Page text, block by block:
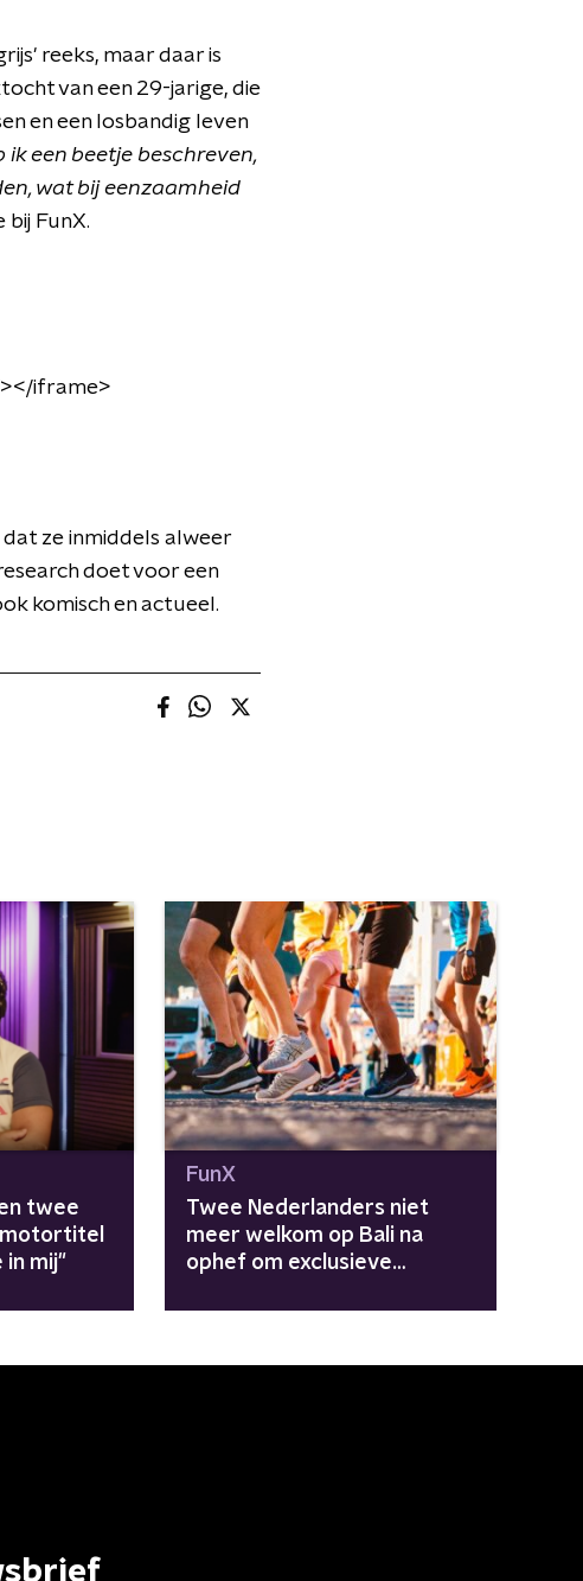
reeks, maar daar is
van een 29-jarige, die
en een losbandig leven
een beetje beschreven,
wat bij eenzaamheid
FunX.
></iframe>
ze inmiddels alweer
doet voor een
komisch en actueel.
twee
in mij"
FunX
Twee Nederlanders niet
meer welkom op Bali na
ophef om exclusieve
moderne kolonisten"